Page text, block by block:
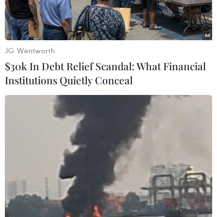
Giám đốc Tài chính Huawei Mạnh Vãn Châu (giữa) sau phiên
tòa tại Tòa án Tối cao British Columbia ở Vancouver, Canada
ngày 8/5/2019. Ảnh: AFP/ TTXVN
JG Wentworth
$30k In Debt Relief Scandal: What Financial
Institutions Quietly Conceal